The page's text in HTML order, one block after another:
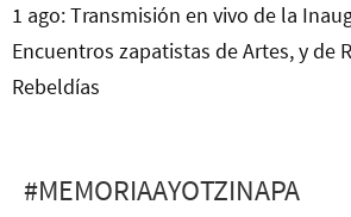
1 ago: Transmisión en vivo de la
Encuentros zapatistas de Artes, y de
Rebeldías
#MEMORIAAYOTZINAPA